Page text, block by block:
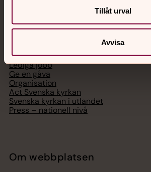
Tillåt urval
Avvisa
Bli medlem
Lediga jobb
Ge en gåva
Organisation
Act Svenska kyrkan
Svenska kyrkan i utlandet
Press – nationell nivå
Om webbplatsen